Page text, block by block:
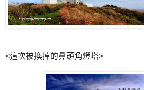
<這次被換掉的鼻頭角燈塔>